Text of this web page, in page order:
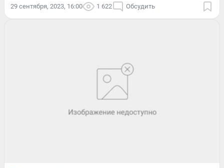
29 сентября, 2023, 16:00 1 622 Обсудить